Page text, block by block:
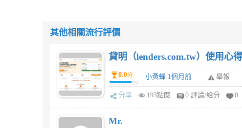
其他相關流行評價
貸明（lenders.com.tw）使用心
0.0分 小黃蜂 1個月前 舉報
分享 193點閱 0 評論/給分 0
Mr.